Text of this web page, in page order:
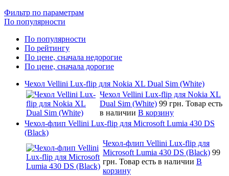
Фильтр по параметрам
По популярности
По популярности
По рейтингу
По цене, сначала недорогие
По цене, сначала дорогие
Чехол Vellini Lux-flip для Nokia XL Dual Sim (White)
Чехол Vellini Lux-flip для Nokia XL
Dual Sim (White) 99 грн. Товар есть
в наличии В корзину
Чехол-флип Vellini Lux-flip для Microsoft Lumia 430 DS
(Black)
Чехол-флип Vellini Lux-flip для
Microsoft Lumia 430 DS (Black) 99
грн. Товар есть в наличии В
корзину